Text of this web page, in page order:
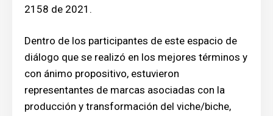
2158 de 2021.
Dentro de los participantes de este espacio de
diálogo que se realizó en los mejores términos y
con ánimo propositivo, estuvieron
representantes de marcas asociadas con la
producción y transformación del viche/biche,